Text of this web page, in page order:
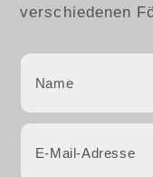
verschiedenen